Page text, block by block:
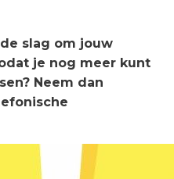
slag om jouw
je nog meer kunt
Neem dan